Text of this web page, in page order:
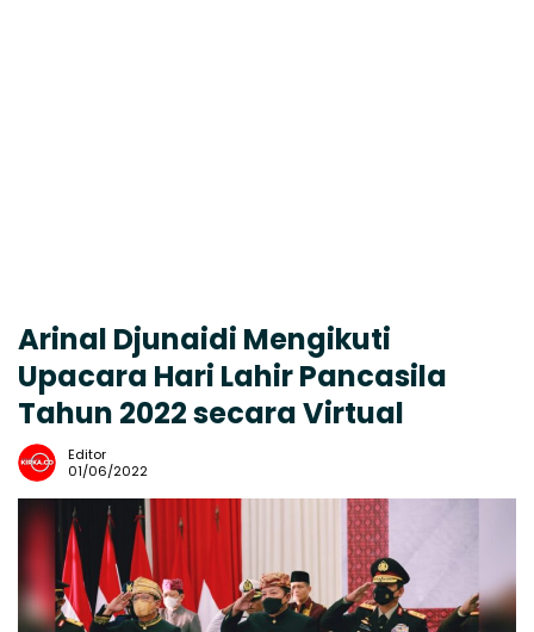
Arinal Djunaidi Mengikuti
Upacara Hari Lahir Pancasila
Tahun 2022 secara Virtual
Editor
01/06/2022